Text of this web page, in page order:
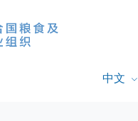
中文